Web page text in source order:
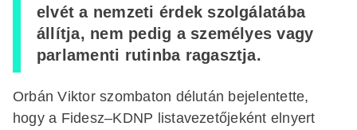
elvét a nemzeti érdek szolgálatába
állítja, nem pedig a személyes vagy
parlamenti rutinba ragasztja.
Orbán Viktor szombaton délután bejelentette,
hogy a Fidesz–KDNP listavezetőjeként elnyert